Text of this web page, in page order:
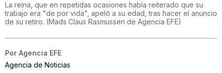
La reina, que en repetidas ocasiones había reiterado que su
trabajo era "de por vida", apeló a su edad, tras hacer el anuncio
de su retiro. (Mads Claus Rasmussen de Agencia EFE)
Por Agencia EFE
Agencia de Noticias